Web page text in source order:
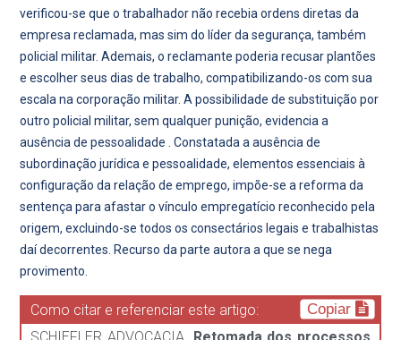
verificou-se que o trabalhador não recebia ordens diretas da
empresa reclamada, mas sim do líder da segurança, também
policial militar. Ademais, o reclamante poderia recusar plantões
e escolher seus dias de trabalho, compatibilizando-os com sua
escala na corporação militar. A possibilidade de substituição por
outro policial militar, sem qualquer punição, evidencia a
ausência de pessoalidade . Constatada a ausência de
subordinação jurídica e pessoalidade, elementos essenciais à
configuração da relação de emprego, impõe-se a reforma da
sentença para afastar o vínculo empregatício reconhecido pela
origem, excluindo-se todos os consectários legais e trabalhistas
daí decorrentes. Recurso da parte autora a que se nega
provimento.
Como citar e referenciar este artigo: Copiar